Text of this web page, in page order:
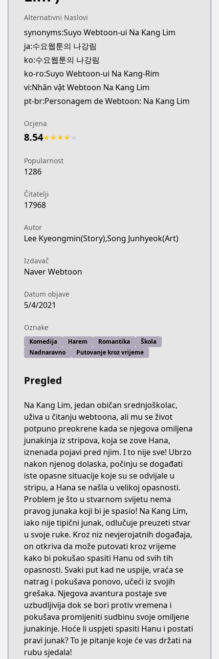
Alternativni Naslovi
synonyms:Suyo Webtoon-ui Na Kang Lim
ja:수요웹툰의 나강림
ko:수요웹툰의 나강림
ko-ro:Suyo Webtoon-ui Na Kang-Rim
vi:Nhân vật Webtoon Na Kang Lim
pt-br:Personagem de Webtoon: Na Kang Lim
Ocjena
8.54★★★★
Popularnost
1286
Čitatelji
17968
Autor
Lee Kyeongmin(Story),Song Junhyeok(Art)
Izdavač
Naver Webtoon
Datum objave
5/4/2021
Oznake
Komediја Harem Romantika
Škola
Nadnaravno
Putovanje kroz vrijeme
Pregled
Na Kang Lim, jedan običan srednjoškolac,
uživa u čitanju webtoona, ali mu se život
potpuno preokrene kada se njegova omiljena
junakinja iz stripova, koja se zove Hana,
iznenada pojavi pred njim. I to nije sve! Ubrzo
nakon njenog dolaska, počinju se događati
iste opasne situacije koje su se odvijale u
stripu, a Hana se našla u velikoj opasnosti.
Problem je što u stvarnom svijetu nema
pravog junaka koji bi je spasio! Na Kang Lim,
iako nije tipični junak, odlučuje preuzeti stvar
u svoje ruke. Kroz niz nevjerojatnih događaja,
on otkriva da može putovati kroz vrijeme
kako bi pokušao spasiti Hanu od svih tih
opasnosti. Svaki put kad ne uspije, vraća se
natrag i pokušava ponovo, učeći iz svojih
grešaka. Njegova avantura postaje sve
uzbudljivija dok se bori protiv vremena i
pokušava promijeniti sudbinu svoje omiljene
junakinje. Hoće li uspjeti spasiti Hanu i postati
pravi junak? To je pitanje koje će vas držati na
rubu sjedala!